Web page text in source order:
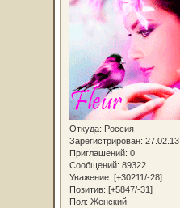
Откуда: Россия
Зарегистрирован: 27.02.13
Приглашений: 0
Сообщений: 89322
Уважение: [+30211/-28]
Позитив: [+5847/-31]
Пол: Женский